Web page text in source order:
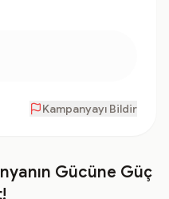
Kampanyayı Bildir
Gücüne Güç